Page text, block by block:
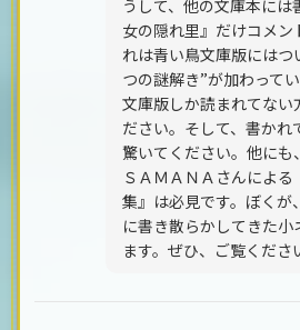
うして、他の文庫本に
女の隠れ里』だけコメ
れは青い鳥文庫版にはつ
つの謎解き”が加わって
文庫版しか読まれてない
ださい。そして、書かれ
驚いてください。他にも
ＳＡＭＡＮＡさんによる
集』は必見です。ぼくが
に書き散らかしてきた小
ます。ぜひ、ご覧くださ